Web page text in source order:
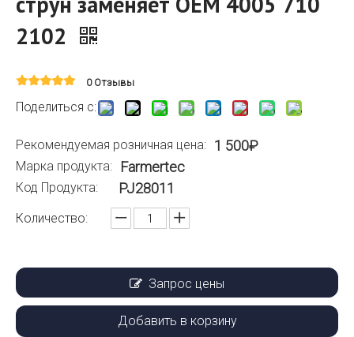
2102
0 Отзывы
Поделиться с:
Рекомендуемая розничная цена: 1 500₽
Марка продукта: Farmertec
Код Продукта: PJ28011
Количество:
Запрос цены
Добавить в корзину